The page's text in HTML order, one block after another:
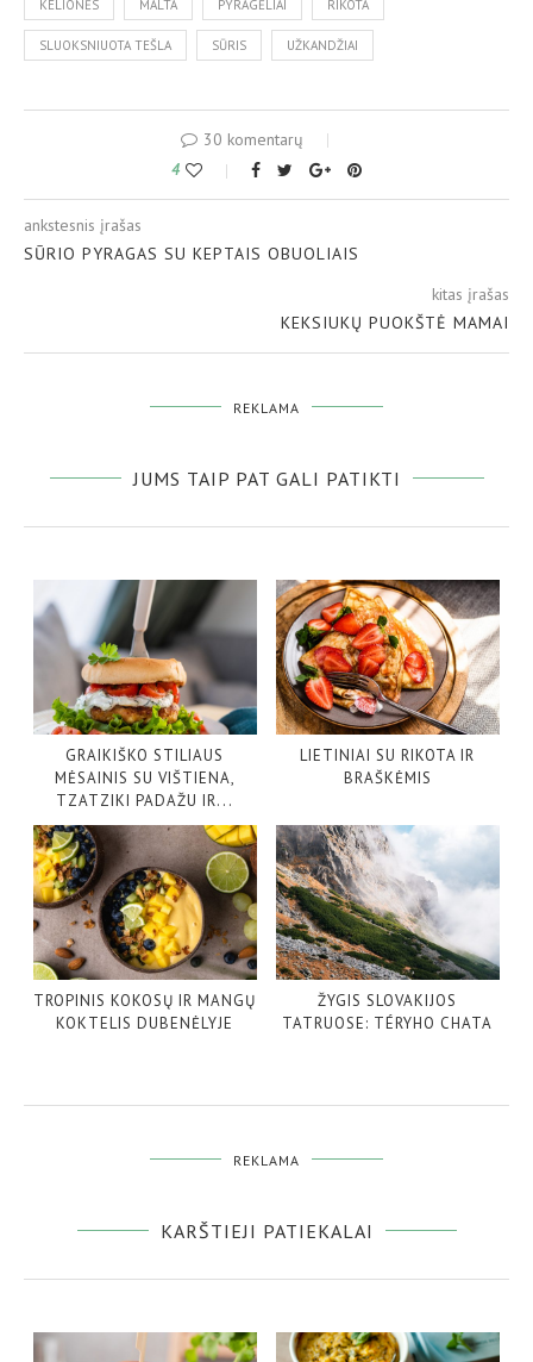
KELIONĖS MALTA PYRAGĖLIAI RIKOTA
SLUOKSNIUOTA TEŠLA SŪRIS UŽKANDŽIAI
30 komentarų
4
ankstesnis įrašas
SŪRIO PYRAGAS SU KEPTAIS OBUOLIAIS
kitas įrašas
KEKSIUKŲ PUOKŠTĖ MAMAI
REKLAMA
JUMS TAIP PAT GALI PATIKTI
GRAIKIŠKO STILIAUS
MĖSAINIS SU VIŠTIENA,
TZATZIKI PADAŽU IR...
LIETINIAI SU RIKOTA IR
BRAŠKĖMIS
TROPINIS KOKOSŲ IR MANGŲ
KOKTELIS DUBENĖLYJE
ŽYGIS SLOVAKIJOS
TATRUOSE: TÉRYHO CHATA
REKLAMA
KARŠTIEJI PATIEKALAI